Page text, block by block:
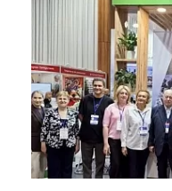
О регионе
Коллекция
Другие рубрики